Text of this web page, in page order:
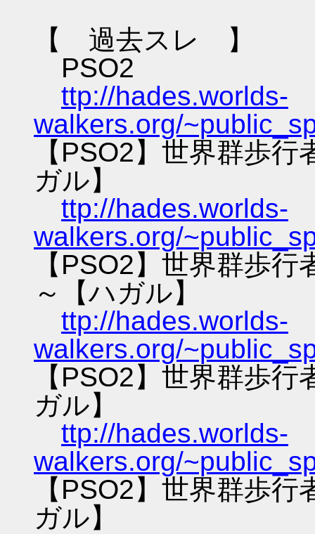
【 過去スレ 】
PSO2
ttp://hades.worlds-
walkers.org/
【PSO2】世界群歩
ガル】
ttp://hades.worlds-
walkers.org/
【PSO2】世界群歩
～【ハガル】
ttp://hades.worlds-
walkers.org/
【PSO2】世界群歩
ガル】
ttp://hades.worlds-
walkers.org/
【PSO2】世界群歩
ガル】